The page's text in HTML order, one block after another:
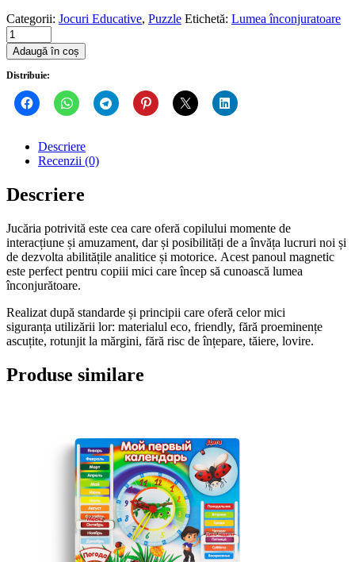
Categorii: Jocuri Educative, Puzzle Etichetă: Lumea înconjuratoare
Quantity
Adaugă în coș
Distribuie:
Descriere
Recenzii (0)
Descriere
Jucăria potrivită este cea care oferă copilului momente de
interacțiune și amuzament, dar și posibilități de a învăța lucruri noi și
de dezvolta abilitățile analitice și motorice. Acest panoul magnetic
este perfect pentru copiii mici care încep să cunoască lumea
înconjurătoare.
Realizat după standarde și principii care oferă celor mici
siguranța utilizării lor: materialul eco, friendly, fără proeminențe
ascuțite, rotunjit la mărgini, fără risc de înțepare, tăiere, lovire.
Produse similare